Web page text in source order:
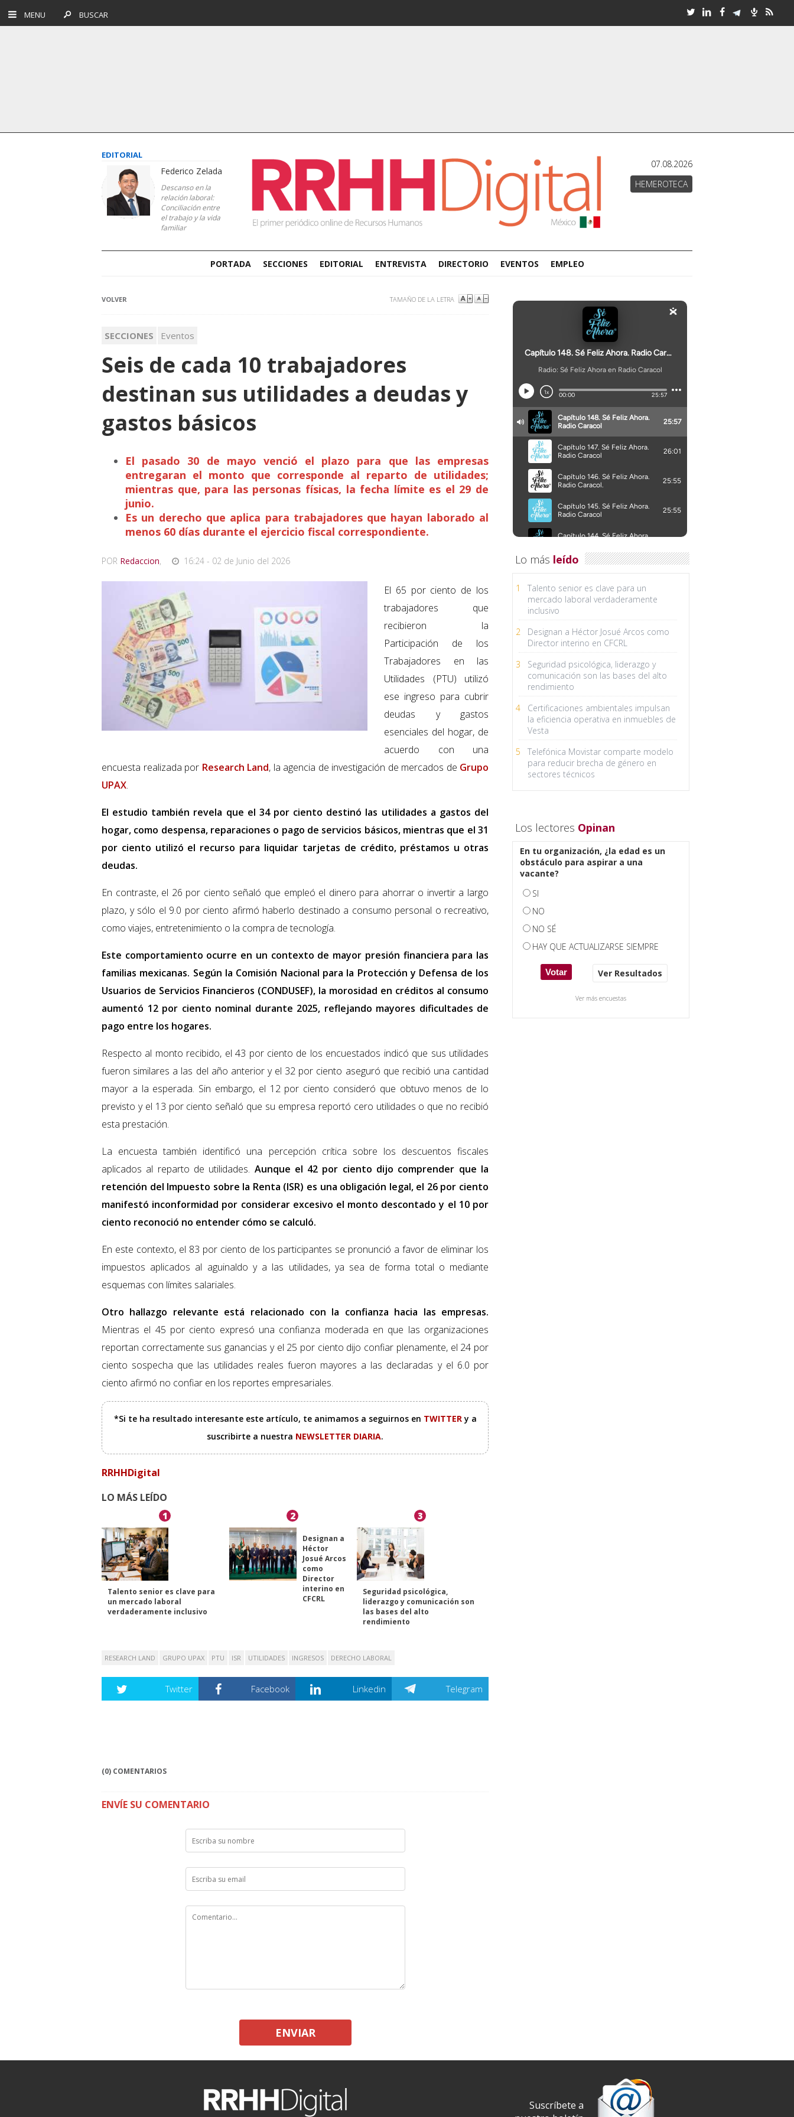
MENU BUSCAR
EDITORIAL
Federico Zelada
Descanso en la
relación laboral:
Conciliación entre
el trabajo y la vida
familiar
07.08.2026
HEMEROTECA
PORTADA SECCIONES EDITORIAL ENTREVISTA DIRECTORIO EVENTOS EMPLEO
VOLVER TAMAÑO DE LA LETRA
SECCIONES Eventos
Seis de cada 10 trabajadores
destinan sus utilidades a deudas y
gastos básicos
El pasado 30 de mayo venció el plazo para que las empresas
entregaran el monto que corresponde al reparto de utilidades;
mientras que, para las personas físicas, la fecha límite es el 29 de
junio.
Es un derecho que aplica para trabajadores que hayan laborado al
menos 60 días durante el ejercicio fiscal correspondiente.
POR Redaccion, 16:24 - 02 de Junio del 2026
El 65 por ciento de los
trabajadores que
recibieron la
Participación de los
Trabajadores en las
Utilidades (PTU) utilizó
ese ingreso para cubrir
deudas y gastos
esenciales del hogar, de
acuerdo con una
encuesta realizada por Research Land, la agencia de investigación de mercados de Grupo
UPAX.
El estudio también revela que el 34 por ciento destinó las utilidades a gastos del
hogar, como despensa, reparaciones o pago de servicios básicos, mientras que el 31
por ciento utilizó el recurso para liquidar tarjetas de crédito, préstamos u otras
deudas.
En contraste, el 26 por ciento señaló que empleó el dinero para ahorrar o invertir a largo
plazo, y sólo el 9.0 por ciento afirmó haberlo destinado a consumo personal o recreativo,
como viajes, entretenimiento o la compra de tecnología.
Este comportamiento ocurre en un contexto de mayor presión financiera para las
familias mexicanas. Según la Comisión Nacional para la Protección y Defensa de los
Usuarios de Servicios Financieros (CONDUSEF), la morosidad en créditos al consumo
aumentó 12 por ciento nominal durante 2025, reflejando mayores dificultades de
pago entre los hogares.
Respecto al monto recibido, el 43 por ciento de los encuestados indicó que sus utilidades
fueron similares a las del año anterior y el 32 por ciento aseguró que recibió una cantidad
mayor a la esperada. Sin embargo, el 12 por ciento consideró que obtuvo menos de lo
previsto y el 13 por ciento señaló que su empresa reportó cero utilidades o que no recibió
esta prestación.
La encuesta también identificó una percepción crítica sobre los descuentos fiscales
aplicados al reparto de utilidades. Aunque el 42 por ciento dijo comprender que la
retención del Impuesto sobre la Renta (ISR) es una obligación legal, el 26 por ciento
manifestó inconformidad por considerar excesivo el monto descontado y el 10 por
ciento reconoció no entender cómo se calculó.
En este contexto, el 83 por ciento de los participantes se pronunció a favor de eliminar los
impuestos aplicados al aguinaldo y a las utilidades, ya sea de forma total o mediante
esquemas con límites salariales.
Otro hallazgo relevante está relacionado con la confianza hacia las empresas.
Mientras el 45 por ciento expresó una confianza moderada en que las organizaciones
reportan correctamente sus ganancias y el 25 por ciento dijo confiar plenamente, el 24 por
ciento sospecha que las utilidades reales fueron mayores a las declaradas y el 6.0 por
ciento afirmó no confiar en los reportes empresariales.
*Si te ha resultado interesante este artículo, te animamos a seguirnos en TWITTERy a
suscribirte a nuestra NEWSLETTER DIARIA.
RRHHDigital
LO MÁS LEÍDO
1
Talento senior es clave para
un mercado laboral
verdaderamente inclusivo
2
Designan a
Héctor
Josué Arcos
como
Director
interino en
CFCRL
3
Seguridad psicológica,
liderazgo y comunicación son
las bases del alto
rendimiento
RESEARCH LAND GRUPO UPAX PTU ISR UTILIDADES INGRESOS DERECHO LABORAL
Twitter Facebook Linkedin Telegram
(0) COMENTARIOS
ENVÍE SU COMENTARIO
ENVIAR
Lo más leído
1
Talento senior es clave para un
mercado laboral verdaderamente
inclusivo
2
Designan a Héctor Josué Arcos como
Director interino en CFCRL
3
Seguridad psicológica, liderazgo y
comunicación son las bases del alto
rendimiento
4
Certificaciones ambientales impulsan
la eficiencia operativa en inmuebles de
Vesta
5
Telefónica Movistar comparte modelo
para reducir brecha de género en
sectores técnicos
Los lectores Opinan
En tu organización, ¿la edad es un
obstáculo para aspirar a una
vacante?
SI
NO
NO SÉ
HAY QUE ACTUALIZARSE SIEMPRE
Ver Resultados
Ver más encuestas
Suscríbete a